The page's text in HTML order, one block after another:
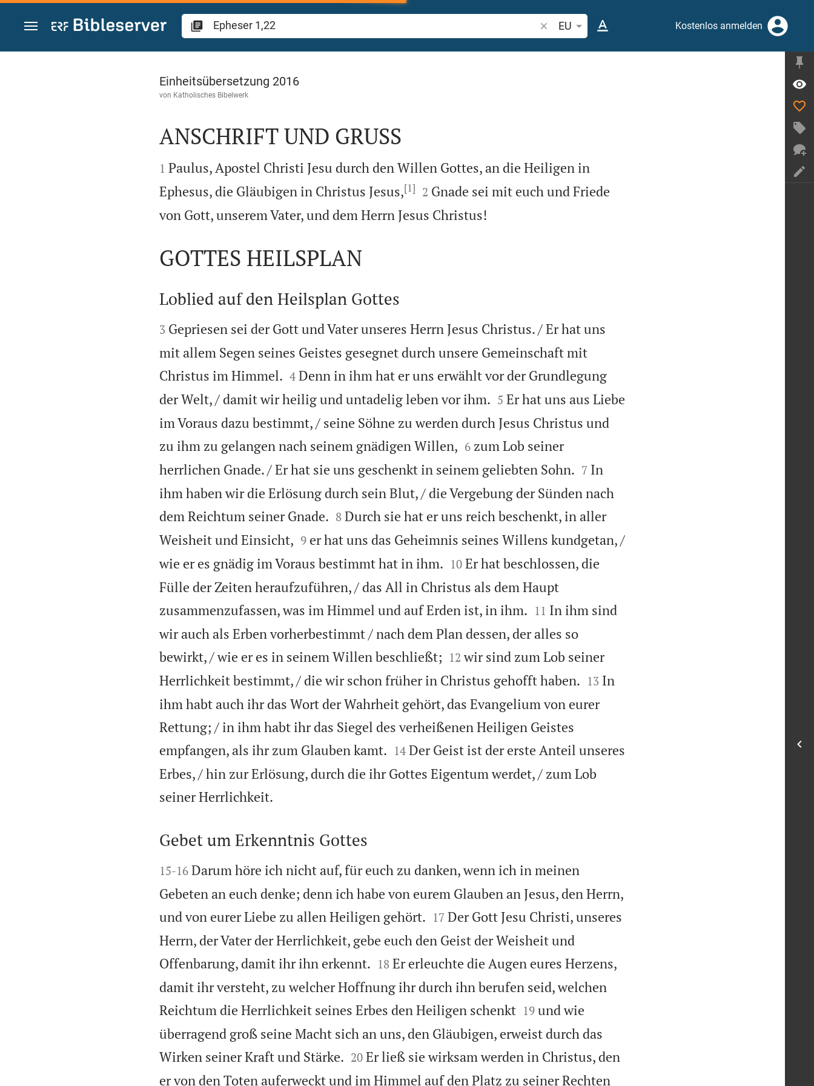
Zum Inhalt springen
Bibelstelle oder Begriff suchen
EU Kostenlos anmelden
Epheser 1
Einheitsübersetzung 2016
von Katholisches Bibelwerk

ANSCHRIFT UND GRUSS

1 Paulus, Apostel Christi Jesu durch den Willen Gottes, an die Heiligen in
Ephesus, die Gläubigen in Christus Jesus,[1]
2 Gnade sei mit euch und Friede
von Gott, unserem Vater, und dem Herrn Jesus Christus!

GOTTES HEILSPLAN

Loblied auf den Heilsplan Gottes

3 Gepriesen sei der Gott und Vater unseres Herrn Jesus Christus. / Er hat uns
mit allem Segen seines Geistes gesegnet durch unsere Gemeinschaft mit
Christus im Himmel.
4 Denn in ihm hat er uns erwählt vor der Grundlegung
der Welt, / damit wir heilig und untadelig leben vor ihm.
5 Er hat uns aus Liebe
im Voraus dazu bestimmt, / seine Söhne zu werden durch Jesus Christus und
zu ihm zu gelangen nach seinem gnädigen Willen, 

6 zum Lob seiner
herrlichen Gnade. / Er hat sie uns geschenkt in seinem geliebten Sohn.
7 In
ihm haben wir die Erlösung durch sein Blut, / die Vergebung der Sünden nach
dem Reichtum seiner Gnade.
8 Durch sie hat er uns reich beschenkt, in aller
Weisheit und Einsicht, 

9 er hat uns das Geheimnis seines Willens kundgetan, /
wie er es gnädig im Voraus bestimmt hat in ihm.
10 Er hat beschlossen, die
Fülle der Zeiten heraufzuführen, / das All in Christus als dem Haupt
zusammenzufassen, was im Himmel und auf Erden ist, in ihm.
11 In ihm sind
wir auch als Erben vorherbestimmt / nach dem Plan dessen, der alles so
bewirkt, / wie er es in seinem Willen beschließt;
12 wir sind zum Lob seiner
Herrlichkeit bestimmt, / die wir schon früher in Christus gehofft haben.
13 In
ihm habt auch ihr das Wort der Wahrheit gehört, das Evangelium von eurer
Rettung; / in ihm habt ihr das Siegel des verheißenen Heiligen Geistes
empfangen, als ihr zum Glauben kamt.
14 Der Geist ist der erste Anteil unseres
Erbes, / hin zur Erlösung, durch die ihr Gottes Eigentum werdet, / zum Lob
seiner Herrlichkeit.

Gebet um Erkenntnis Gottes

15-16 Darum höre ich nicht auf, für euch zu danken, wenn ich in meinen
Gebeten an euch denke; denn ich habe von eurem Glauben an Jesus, den Herrn,
und von eurer Liebe zu allen Heiligen gehört.
17 Der Gott Jesu Christi, unseres
Herrn, der Vater der Herrlichkeit, gebe euch den Geist der Weisheit und
Offenbarung, damit ihr ihn erkennt.
18 Er erleuchte die Augen eures Herzens,
damit ihr versteht, zu welcher Hoffnung ihr durch ihn berufen seid, welchen
Reichtum die Herrlichkeit seines Erbes den Heiligen schenkt
19 und wie
überragend groß seine Macht sich an uns, den Gläubigen, erweist durch das
Wirken seiner Kraft und Stärke.
20 Er ließ sie wirksam werden in Christus, den
er von den Toten auferweckt und im Himmel auf den Platz zu seiner Rechten